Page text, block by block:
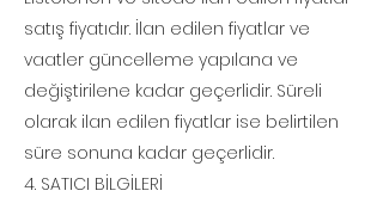
satış fiyatıdır. İlan edilen fiyatlar ve
vaatler güncelleme yapılana ve
değiştirilene kadar geçerlidir. Süreli
olarak ilan edilen fiyatlar ise belirtilen
süre sonuna kadar geçerlidir.
4. SATICI BİLGİLERİ